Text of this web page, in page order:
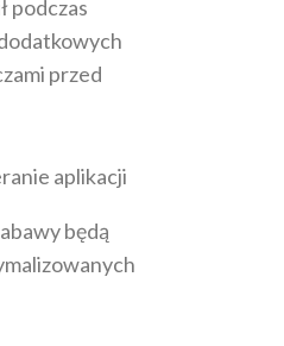
podczas
przed
będą